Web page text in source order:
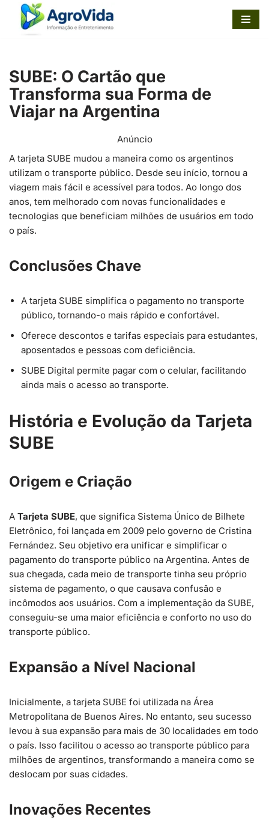
Pular
conteúdo
SUBE: O Cartão que
Transforma sua Forma de
Viajar na Argentina
Anúncio
A tarjeta SUBE mudou a maneira como os argentinos
utilizam o transporte público. Desde seu início, tornou a
viagem mais fácil e acessível para todos. Ao longo dos
anos, tem melhorado com novas funcionalidades e
tecnologias que beneficiam milhões de usuários em todo
o país.
Conclusões Chave
A tarjeta SUBE simplifica o pagamento no transporte
público, tornando-o mais rápido e confortável.
Oferece descontos e tarifas especiais para estudantes,
aposentados e pessoas com deficiência.
SUBE Digital permite pagar com o celular, facilitando
ainda mais o acesso ao transporte.
História e Evolução da Tarjeta
SUBE
Origem e Criação
A Tarjeta SUBE, que significa Sistema Único de Bilhete
Eletrônico, foi lançada em 2009 pelo governo de Cristina
Fernández. Seu objetivo era unificar e simplificar o
pagamento do transporte público na Argentina. Antes de
sua chegada, cada meio de transporte tinha seu próprio
sistema de pagamento, o que causava confusão e
incômodos aos usuários. Com a implementação da SUBE,
conseguiu-se uma maior eficiência e conforto no uso do
transporte público.
Expansão a Nível Nacional
Inicialmente, a tarjeta SUBE foi utilizada na Área
Metropolitana de Buenos Aires. No entanto, seu sucesso
levou à sua expansão para mais de 30 localidades em todo
o país. Isso facilitou o acesso ao transporte público para
milhões de argentinos, transformando a maneira como se
deslocam por suas cidades.
Inovações Recentes